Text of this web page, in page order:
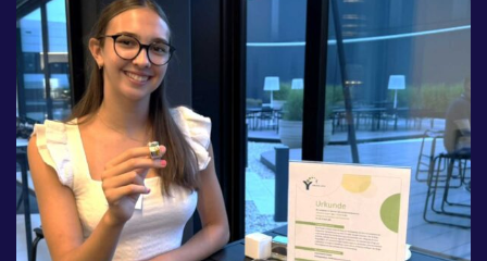
WISDOME Projekts.
Zur Veranstaltung
07. August
16:00 bis 16:33 Uhr
Blitzgescheit – LIVE